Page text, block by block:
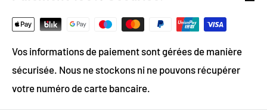
Grammage :
Vinyle & Toile anti-allergène
Matière ignifugée, antistatique et anti-moisissure
Vos informations de paiement sont gérées de manière
sécurisée. Nous ne stockons ni ne pouvons récupérer
votre numéro de carte bancaire.